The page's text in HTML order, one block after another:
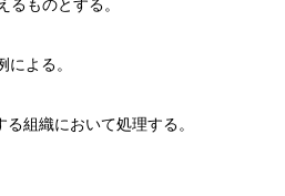
るものとする。
による。
組織において処理する。